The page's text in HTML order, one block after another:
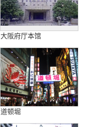
大阪府厅本馆
道顿堀